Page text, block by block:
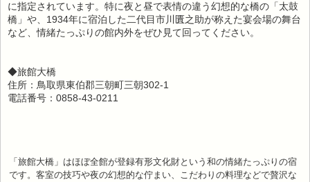
に指定されています。特に夜と昼で表情の違う幻想的な橋の「太鼓
橋」や、1934年に宿泊した二代目市川匱之助が称えた宴会場の舞台
など、情緒たっぷりの館内外をぜひ見て回ってください。
◆旅館大橋
住所：鳥取県東伯郡三朝町三朝302-1
電話番号：0858-43-0211
「旅館大橋」はほぼ全館が登録有形文化財という和の情緒たっぷりの宿
です。客室の技巧や夜の幻想的な佇まい、こだわりの料理などで贅沢な